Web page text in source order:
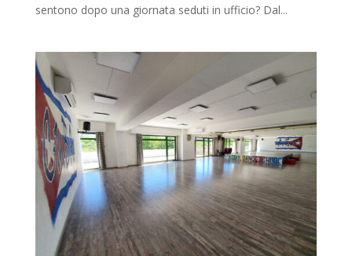
sentono dopo una giornata seduti in ufficio? Dal...